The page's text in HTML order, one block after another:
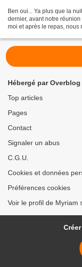
Ben oui... Ya plus que la
dernier, avant notre
moi et après le repas, nous
Hébergé par Overblog
Top articles
Pages
Contact
Signaler un abus
C.G.U.
Cookies et données
Préférences cookies
Voir le profil de Myriam